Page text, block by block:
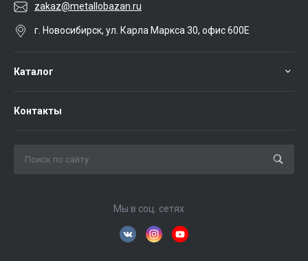
zakaz@metallobazan.ru
г. Новосибирск, ул. Карла Маркса 30, офис 600Е
Каталог
Контакты
Мы в соц. сетях